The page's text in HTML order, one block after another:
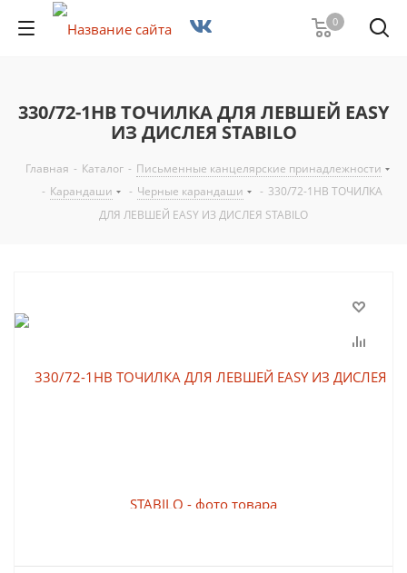
0
330/72-1НВ ТОЧИЛКА ДЛЯ ЛЕВШЕЙ EASY
ИЗ ДИСЛЕЯ STABILO
Главная - Каталог - Письменные канцелярские принадлежности
- Карандаши - Черные карандаши - 330/72-1НВ ТОЧИЛКА
ДЛЯ ЛЕВШЕЙ EASY ИЗ ДИСЛЕЯ STABILO